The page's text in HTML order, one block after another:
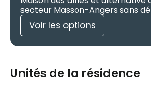
secteur Masson-Angers sans
Voir les options
Unités de la résidence